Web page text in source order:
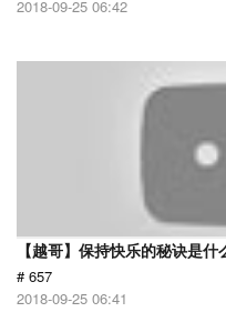
2018-09-25 06:42
【越哥】保持快乐的秘诀是
# 657
2018-09-25 06:41